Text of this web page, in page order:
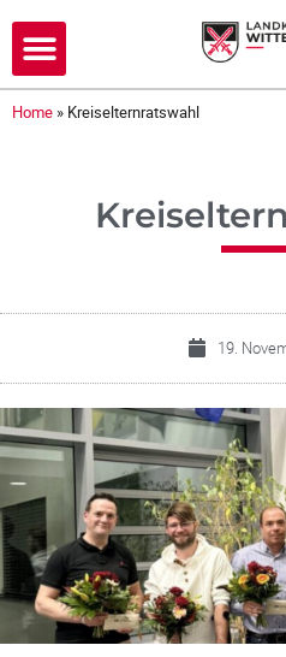
Home » Kreiselternratswahl
19.